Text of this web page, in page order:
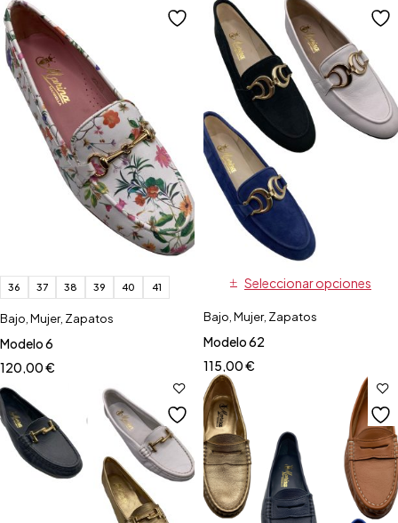
36 37 38 39 40 41
Bajo Mujer, Zapatos
Modelo 6
120,00€
Seleccionar opciones
Bajo Mujer, Zapatos
Modelo 62
115,00€